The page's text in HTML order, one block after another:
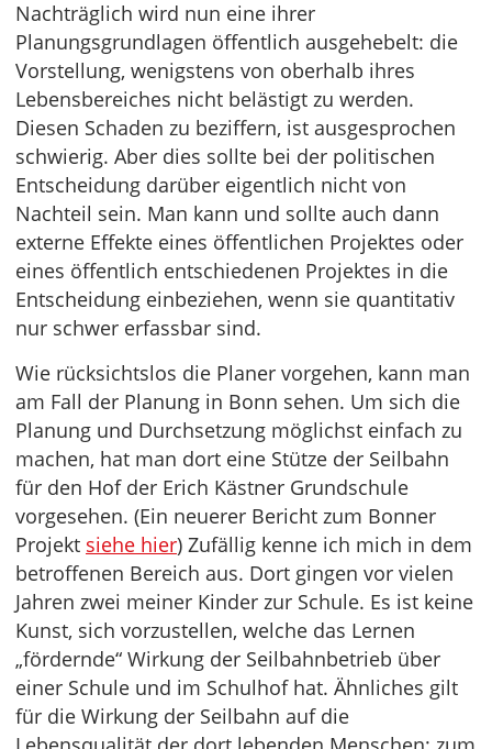
Nachträglich wird nun eine ihrer
Planungsgrundlagen öffentlich ausgehebelt: die
Vorstellung, wenigstens von oberhalb ihres
Lebensbereiches nicht belästigt zu werden.
Diesen Schaden zu beziffern, ist ausgesprochen
schwierig. Aber dies sollte bei der politischen
Entscheidung darüber eigentlich nicht von
Nachteil sein. Man kann und sollte auch dann
externe Effekte eines öffentlichen Projektes oder
eines öffentlich entschiedenen Projektes in die
Entscheidung einbeziehen, wenn sie quantitativ
nur schwer erfassbar sind.
Wie rücksichtslos die Planer vorgehen, kann man
am Fall der Planung in Bonn sehen. Um sich die
Planung und Durchsetzung möglichst einfach zu
machen, hat man dort eine Stütze der Seilbahn
für den Hof der Erich Kästner Grundschule
vorgesehen. (Ein neuerer Bericht zum Bonner
Projekt siehe hier) Zufällig kenne ich mich in dem
betroffenen Bereich aus. Dort gingen vor vielen
Jahren zwei meiner Kinder zur Schule. Es ist keine
Kunst, sich vorzustellen, welche das Lernen
„fördernde“ Wirkung der Seilbahnbetrieb über
einer Schule und im Schulhof hat. Ähnliches gilt
für die Wirkung der Seilbahn auf die